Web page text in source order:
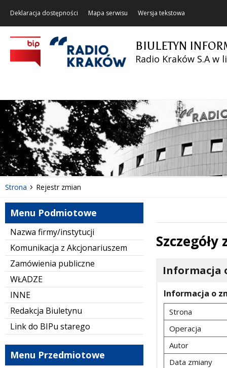
Deklaracja dostępności Mapa serwisu Wersja tekstowa
BIULETYN
Radio Kraków S.A w
Strona Rejestr zmian
Menu Podmiotowe
Nazwa firmy/instytucji
Komunikacja z Akcjonariuszem
Zamówienia publiczne
WŁADZE
INNE
Redakcja Biuletynu
Link do BIPu starego
Menu Przedmiotowe
Informacja
Informacja o
Strona
Operacja
Autor
Data zmiany